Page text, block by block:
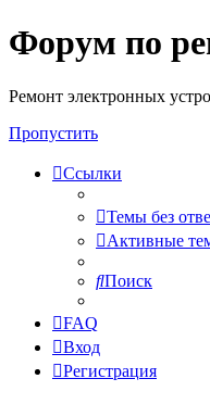
Регистрация
Форум по
Ремонт электронных
Пропустить
Ссылки
Темы без
Активные
Поиск
FAQ
Вход
Регистрация